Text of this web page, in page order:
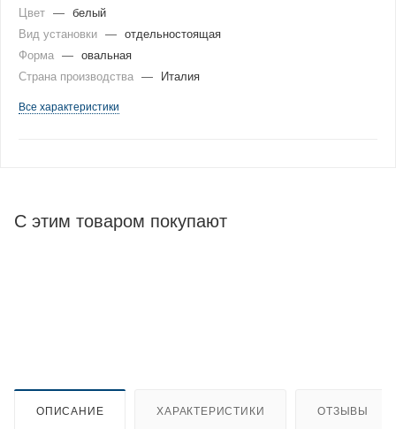
Цвет — белый
Вид установки — отдельностоящая
Форма — овальная
Страна производства — Италия
Все характеристики
С этим товаром покупают
ОПИСАНИЕ ХАРАКТЕРИСТИКИ ОТЗЫВЫ